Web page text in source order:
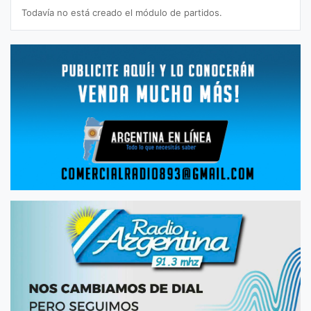
Todavía no está creado el módulo de partidos.